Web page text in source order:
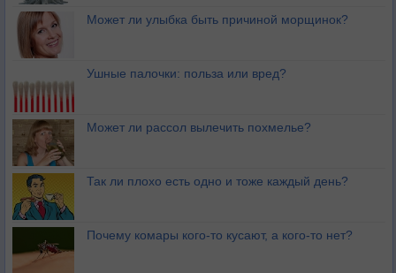
Может ли улыбка быть причиной морщинок?
Ушные палочки: польза или вред?
Может ли рассол вылечить похмелье?
Так ли плохо есть одно и тоже каждый день?
Почему комары кого-то кусают, а кого-то нет?